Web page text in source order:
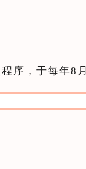
序，于每年8